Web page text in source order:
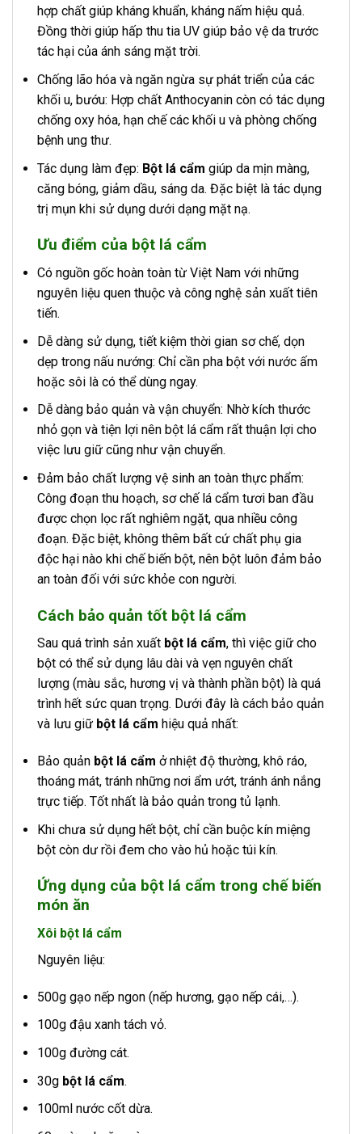
hợp chất giúp kháng khuẩn, kháng nấm hiệu quả.
Đồng thời giúp hấp thu tia UV giúp bảo vệ da trước
tác hại của ánh sáng mặt trời.
Chống lão hóa và ngăn ngừa sự phát triển của các
khối u, bướu: Hợp chất Anthocyanin còn có tác dụng
chống oxy hóa, hạn chế các khối u và phòng chống
bệnh ung thư.
Tác dụng làm đẹp: Bột lá cẩm giúp da mịn màng,
căng bóng, giảm dầu, sáng da. Đặc biệt là tác dụng
trị mụn khi sử dụng dưới dạng mặt nạ.
Ưu điểm của bột lá cẩm
Có nguồn gốc hoàn toàn từ Việt Nam với những
nguyên liệu quen thuộc và công nghệ sản xuất tiên
tiến.
Dễ dàng sử dụng, tiết kiệm thời gian sơ chế, dọn
dẹp trong nấu nướng: Chỉ cần pha bột với nước ấm
hoặc sôi là có thể dùng ngay.
Dễ dàng bảo quản và vận chuyển: Nhờ kích thước
nhỏ gọn và tiện lợi nên bột lá cẩm rất thuận lợi cho
việc lưu giữ cũng như vận chuyển.
Đảm bảo chất lượng vệ sinh an toàn thực phẩm:
Công đoạn thu hoạch, sơ chế lá cẩm tươi ban đầu
được chọn lọc rất nghiêm ngặt, qua nhiều công
đoạn. Đặc biệt, không thêm bất cứ chất phụ gia
độc hại nào khi chế biến bột, nên bột luôn đảm bảo
an toàn đối với sức khỏe con người.
Cách bảo quản tốt bột lá cẩm
Sau quá trình sản xuất bột lá cẩm, thì việc giữ cho
bột có thể sử dụng lâu dài và vẹn nguyên chất
lượng (màu sắc, hương vị và thành phần bột) là quá
trình hết sức quan trọng. Dưới đây là cách bảo quản
và lưu giữ bột lá cẩm hiệu quả nhất:
Bảo quản bột lá cẩm ở nhiệt độ thường, khô ráo,
thoáng mát, tránh những nơi ẩm ướt, tránh ánh nắng
trực tiếp. Tốt nhất là bảo quản trong tủ lạnh.
Khi chưa sử dụng hết bột, chỉ cần buộc kín miệng
bột còn dư rồi đem cho vào hủ hoặc túi kín.
Ứng dụng của bột lá cẩm trong chế biến
món ăn
Xôi bột lá cẩm
Nguyên liệu:
500g gạo nếp ngon (nếp hương, gạo nếp cái,…).
100g đậu xanh tách vỏ.
100g đường cát.
30g bột lá cẩm.
100ml nước cốt dừa.